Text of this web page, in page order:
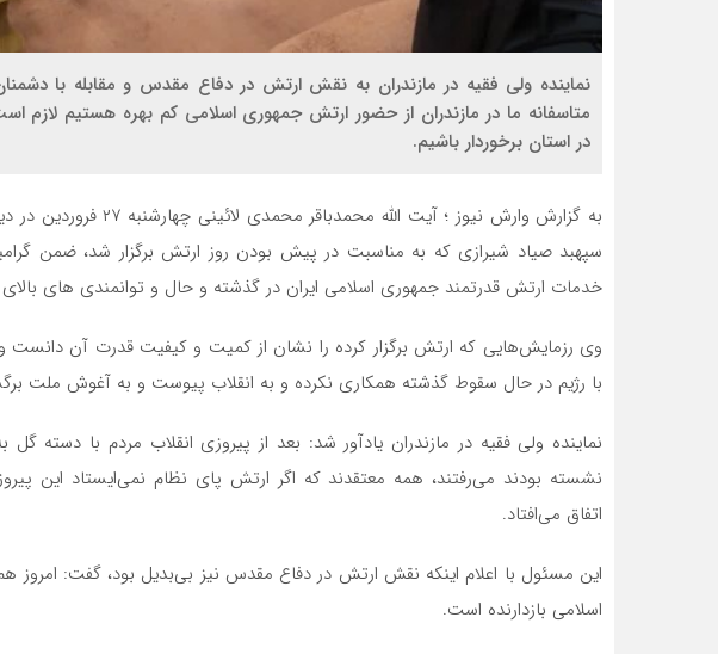
نماینده ولی فقیه در مازندران به نقش ارتش در دفاع مقدس و مقابله با
متاسفانه ما در مازندران از حضور ارتش جمهوری اسلامی کم بهره‌ هستیم
در استان برخوردار باشیم.
به گزارش وارش نیوز ؛ آیت الله
سپهبد صیاد شیرازی که به مناسبت در پیش بودن روز ارتش برگزار شد، ضمن
خدمات ارتش قدرتمند جمهوری اسلامی ایران در گذشته و حال و توانمندی های بالای
وی رزمایش‌هایی که ارتش برگزار کرده را نشان از کمیت و کیفیت قدرت آن دانست و
با رژیم در حال سقوط گذشته همکاری نکرده و به انقلاب پیوست و به آغوش ملت
نماینده ولی فقیه در مازندران یادآور شد: بعد از پیروزی انقلاب مردم با دسته
نشسته بودند می‌رفتند، همه معتقدند که اگر ارتش پای نظام نمی‌ایستاد این
اتفاق می‌افتاد.
این مسئول با اعلام اینکه نقش ارتش در دفاع مقدس نیز بی‌بدیل بود، گفت: امروز
اسلامی بازدارنده است.